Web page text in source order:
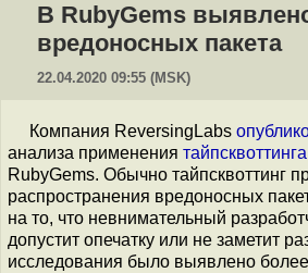
В RubyGems
вредоносных пакета
22.04.2020 09:55 (MSK)
Компания ReversingLabs
анализа применения тайпсквоттинга
RubyGems. Обычно тайпсквоттинг
распространения вредоносных
на то, что невнимательный
допустит опечатку или не заметит
исследования было выявлено